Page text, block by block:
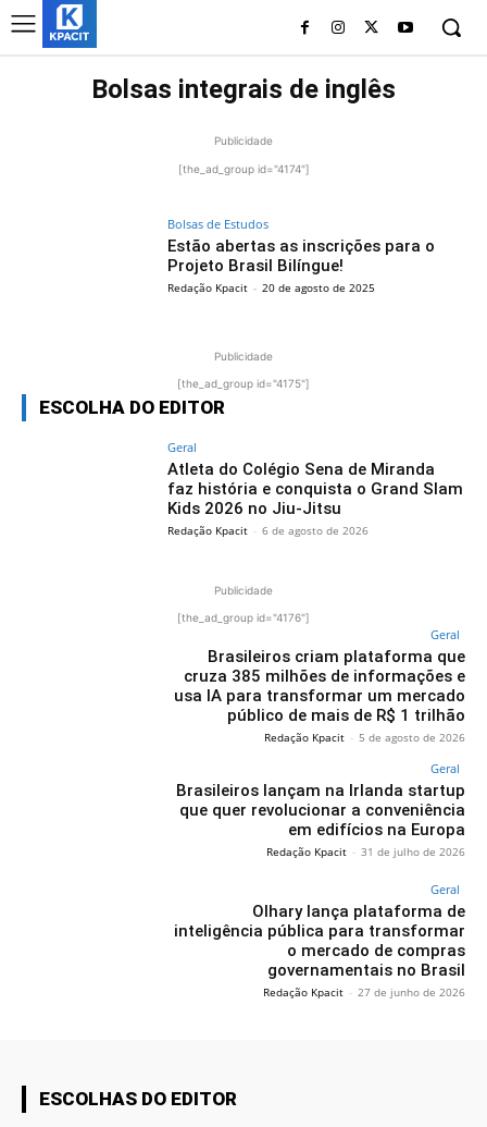
Bolsas integrais de inglês
Publicidade
[the_ad_group id="4174"]
Bolsas de Estudos
Estão abertas as inscrições para o
Projeto Brasil Bilíngue!
Redação Kpacit - 20 de agosto de 2025
Publicidade
[the_ad_group id="4175"]
ESCOLHA DO EDITOR
Geral
Atleta do Colégio Sena de Miranda
faz história e conquista o Grand Slam
Kids 2026 no Jiu-Jitsu
Redação Kpacit - 6 de agosto de 2026
Publicidade
[the_ad_group id="4176"]
Geral
Brasileiros criam plataforma que
cruza 385 milhões de informações e
usa IA para transformar um mercado
público de mais de R$ 1 trilhão
Redação Kpacit - 5 de agosto de 2026
Geral
Brasileiros lançam na Irlanda startup
que quer revolucionar a conveniência
em edifícios na Europa
Redação Kpacit - 31 de julho de 2026
Geral
Olhary lança plataforma de
inteligência pública para transformar
o mercado de compras
governamentais no Brasil
Redação Kpacit - 27 de junho de 2026
ESCOLHAS DO EDITOR